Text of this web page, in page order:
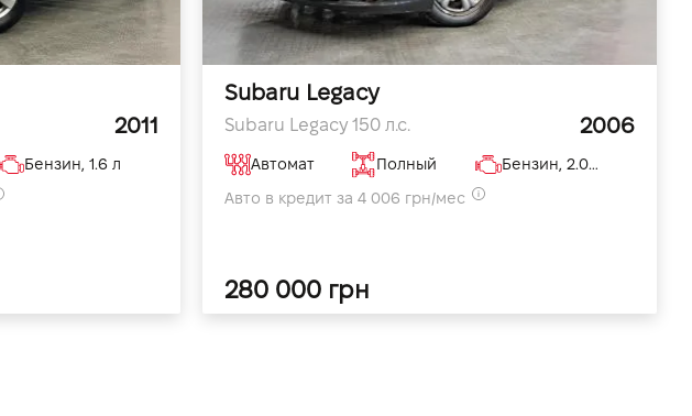
2011
Бензин, 1.6 л
Subaru Legacy
Subaru Legacy 150 л.с. 2006
Автомат Полный
Бензин, 2.0 л
Авто в кредит за 4 006 грн/мес
280 000 грн